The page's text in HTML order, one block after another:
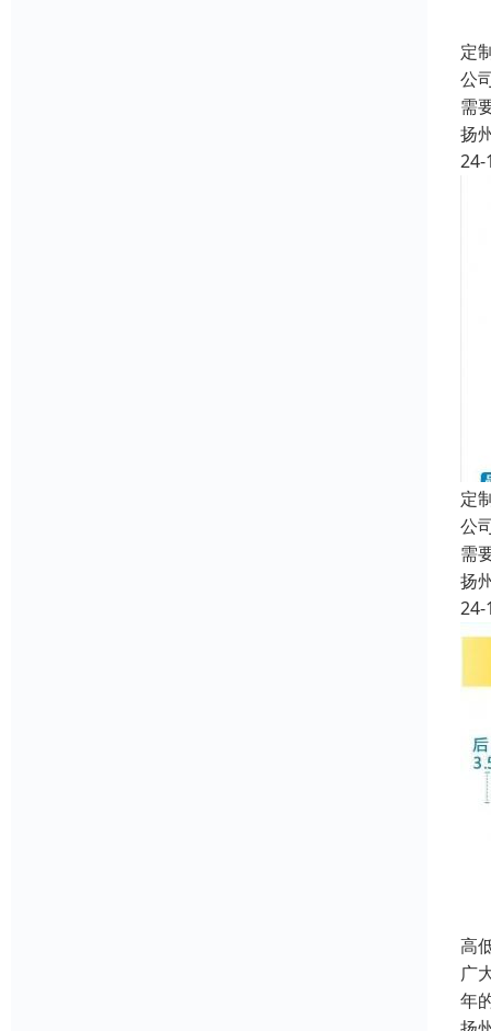
定
公
需
扬
24-
定
公
需
扬
24-
高
广
年